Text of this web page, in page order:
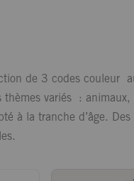
de 3 codes couleur
thèmes variés :
à la tranche d’âge.